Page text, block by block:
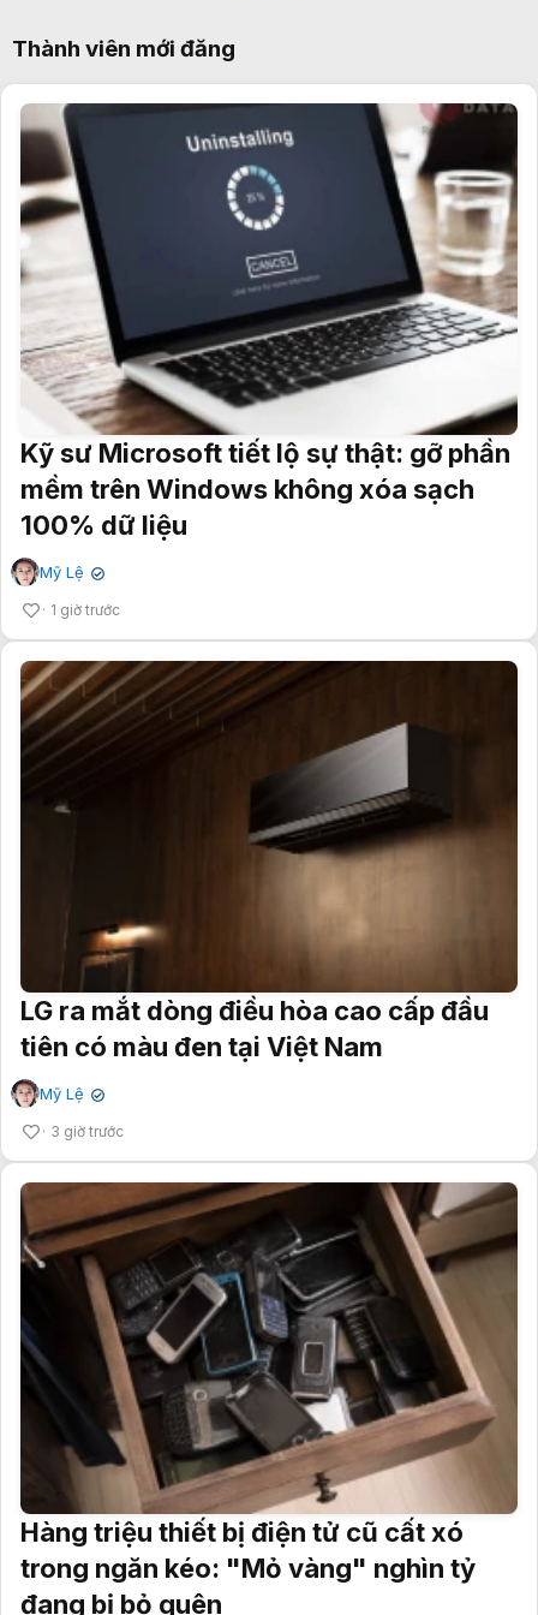
Thành viên mới đăng
Kỹ sư Microsoft tiết lộ sự thật: gỡ phần
mềm trên Windows không xóa sạch
100% dữ liệu
Mỹ Lệ ✔
1 giờ trước
LG ra mắt dòng điều hòa cao cấp đầu
tiên có màu đen tại Việt Nam
Mỹ Lệ ✔
3 giờ trước
Hàng triệu thiết bị điện tử cũ cất xó
trong ngăn kéo: "Mỏ vàng" nghìn tỷ
đang bị bỏ quên